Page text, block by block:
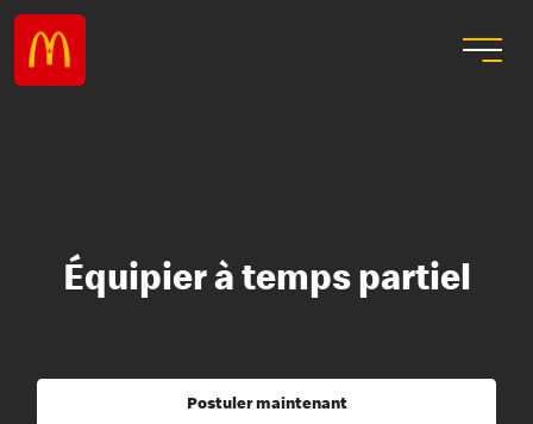
Équipier à temps partiel
Postuler maintenant